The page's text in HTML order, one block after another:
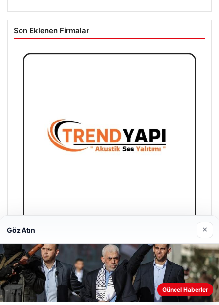
Son Eklenen Firmalar
Trend Yapı Akustik
18/04/2026
Web sitemizi nasıl kullandığınızı daha iyi anlayabilmek,
Göz Atın ×
Güncel Haberler